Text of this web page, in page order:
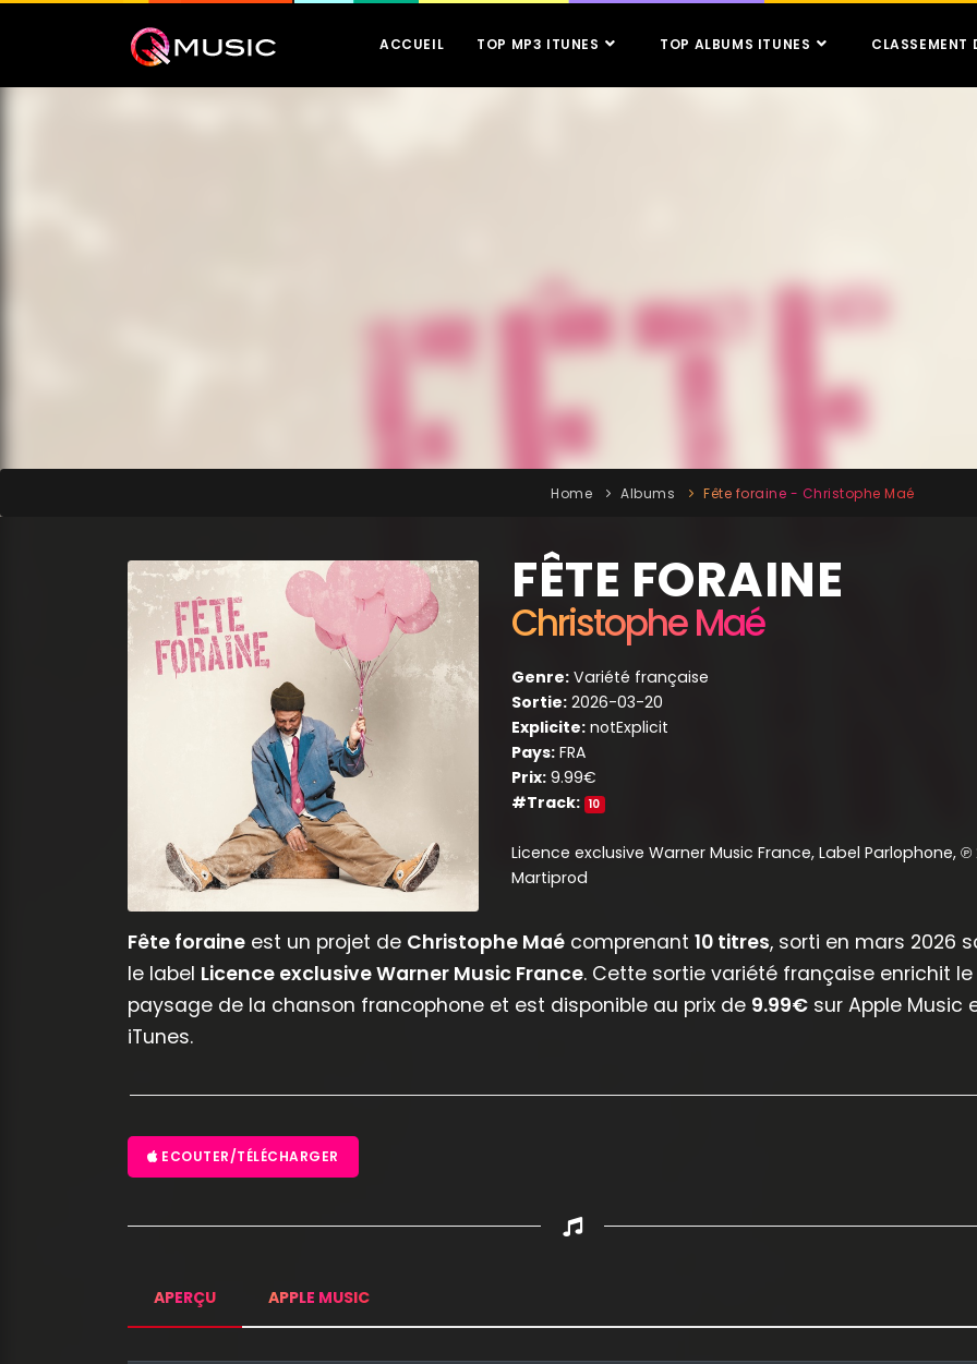
ACCUEIL TOP MP3 ITUNES TOP ALBUMS ITUNES CLASSEMENT
Home Albums Fête foraine - Christophe Maé
FÊTE FORAINE
Christophe Maé
Genre: Variété française
Sortie: 2026-03-20
Explicite: notExplicit
Pays: FRA
Prix: 9.99€
#Track: 10
Licence exclusive Warner Music France, Label Parlophone, ℗
Martiprod
Fête foraine est un projet de Christophe Maé comprenant 10 titres, sorti en mars 2026
le label Licence exclusive Warner Music France. Cette sortie variété française enrichit le
paysage de la chanson francophone et est disponible au prix de 9.99€ sur Apple Music
iTunes.
ECOUTER/TÉLÉCHARGER
APERÇU APPLE MUSIC